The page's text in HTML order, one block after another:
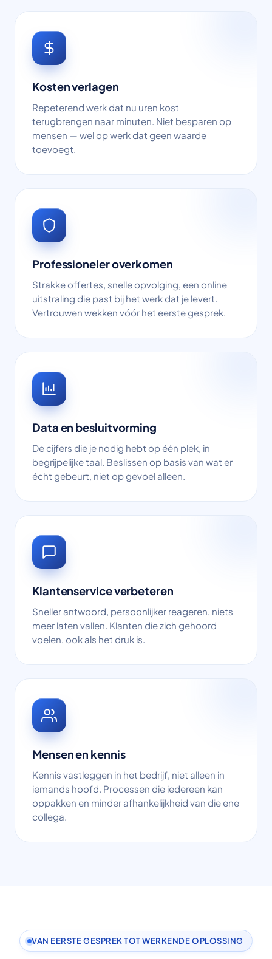
Kosten verlagen
Repeterend werk dat nu uren kost
terugbrengen naar minuten. Niet besparen op
mensen — wel op werk dat geen waarde
toevoegt.
Professioneler overkomen
Strakke offertes, snelle opvolging, een online
uitstraling die past bij het werk dat je levert.
Vertrouwen wekken vóór het eerste gesprek.
Data en besluitvorming
De cijfers die je nodig hebt op één plek, in
begrijpelijke taal. Beslissen op basis van wat er
écht gebeurt, niet op gevoel alleen.
Klantenservice verbeteren
Sneller antwoord, persoonlijker reageren, niets
meer laten vallen. Klanten die zich gehoord
voelen, ook als het druk is.
Mensen en kennis
Kennis vastleggen in het bedrijf, niet alleen in
iemands hoofd. Processen die iedereen kan
oppakken en minder afhankelijkheid van die ene
collega.
VAN EERSTE GESPREK TOT WERKENDE OPLOSSING